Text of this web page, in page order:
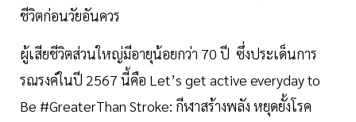
ชีวิตก่อนวัยอันควร
ผู้เสียชีวิตส่วนใหญ่มีอายุน้อยกว่า 70 ปี ซึ่งประเด็นการ
รณรงค์ในปี 2567 นี้คือ Let’s get active everyday to
Be #GreaterThan Stroke: กีฬาสร้างพลัง หยุดยั้งโรค